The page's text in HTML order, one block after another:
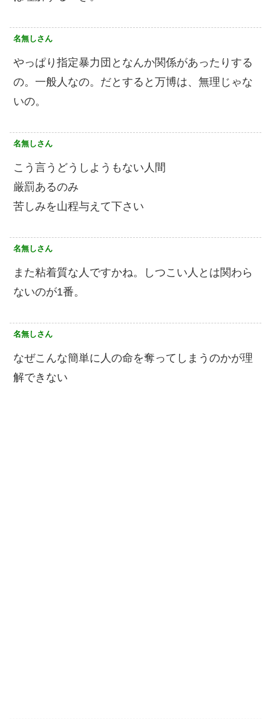
名無しさん
やっぱり指定暴力団となんか関係があったりする
の。一般人なの。だとすると万博は、無理じゃな
いの。
名無しさん
こう言うどうしようもない人間
厳罰あるのみ
苦しみを山程与えて下さい
名無しさん
また粘着質な人ですかね。しつこい人とは関わら
ないのが1番。
名無しさん
なぜこんな簡単に人の命を奪ってしまうのかが理
解できない